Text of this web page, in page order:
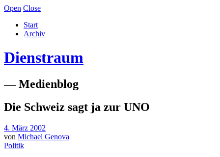
Open Close
Start
Archiv
Dienstraum
— Medienblog
Die Schweiz sagt ja zur UNO
4. März 2002
von Michael Genova
Politik